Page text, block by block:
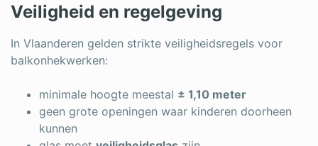
Veiligheid en regelgeving
In Vlaanderen gelden strikte veiligheidsregels voor
balkonhekwerken:
minimale hoogte meestal ± 1,10 meter
geen grote openingen waar kinderen doorheen
kunnen